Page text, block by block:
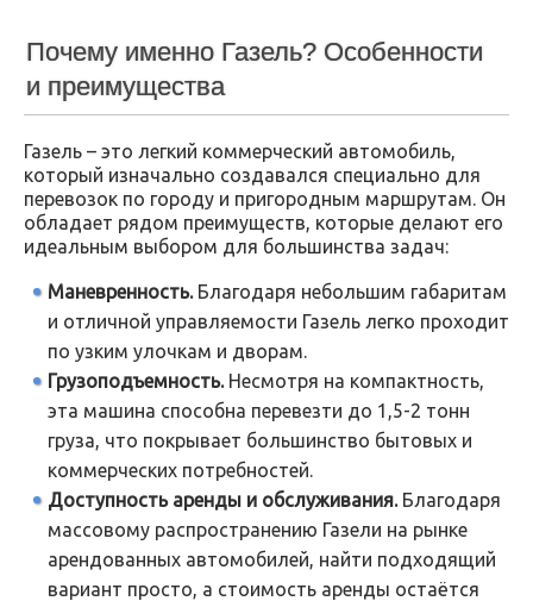
Почему именно Газель? Особенности
и преимущества
Газель – это легкий коммерческий автомобиль,
который изначально создавался специально для
перевозок по городу и пригородным маршрутам. Он
обладает рядом преимуществ, которые делают его
идеальным выбором для большинства задач:
Маневренность. Благодаря небольшим габаритам
и отличной управляемости Газель легко проходит
по узким улочкам и дворам.
Грузоподъемность. Несмотря на компактность,
эта машина способна перевезти до 1,5-2 тонн
груза, что покрывает большинство бытовых и
коммерческих потребностей.
Доступность аренды и обслуживания. Благодаря
массовому распространению Газели на рынке
арендованных автомобилей, найти подходящий
вариант просто, а стоимость аренды остаётся